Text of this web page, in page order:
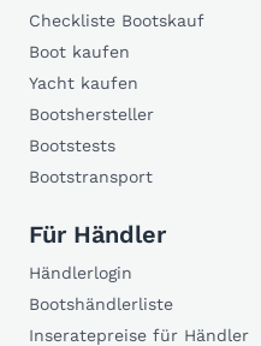
Checkliste Bootskauf
Boot kaufen
Yacht kaufen
Bootshersteller
Bootstests
Bootstransport
Für Händler
Händlerlogin
Bootshändlerliste
Inseratepreise für Händler